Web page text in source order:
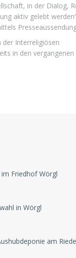
in der Dialog,
aktiv gelebt
der Interreligiösen
in den vergangenen
Friedhof Wörgl
in Wörgl
am